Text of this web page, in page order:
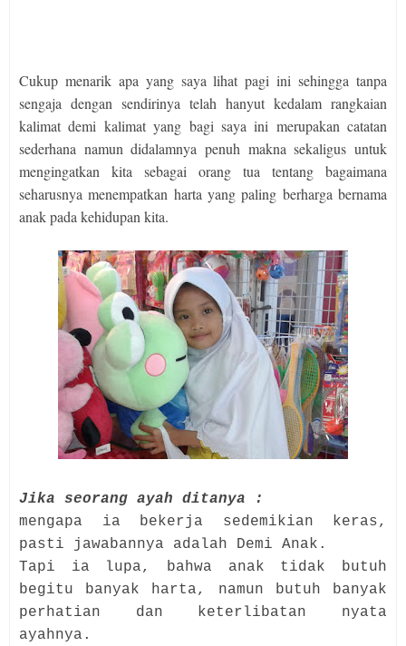
Cukup menarik apa yang saya lihat pagi ini sehingga tanpa
sengaja dengan sendirinya telah hanyut kedalam rangkaian
kalimat demi kalimat yang bagi saya ini merupakan catatan
sederhana namun didalamnya penuh makna sekaligus untuk
mengingatkan kita sebagai orang tua tentang bagaimana
seharusnya menempatkan harta yang paling berharga bernama
anak pada kehidupan kita.
Jika seorang ayah ditanya :
mengapa ia bekerja sedemikian keras,
pasti jawabannya adalah Demi Anak.
Tapi ia lupa, bahwa anak tidak butuh
begitu banyak harta, namun butuh banyak
perhatian dan keterlibatan nyata
ayahnya.